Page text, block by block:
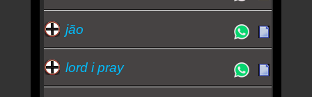
jão
lord i pray